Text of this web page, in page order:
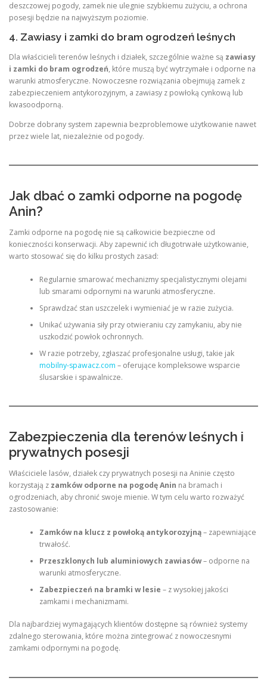
deszczowej pogody, zamek nie ulegnie szybkiemu zużyciu, a ochrona
posesji będzie na najwyższym poziomie.
4. Zawiasy i zamki do bram ogrodzeń leśnych
Dla właścicieli terenów leśnych i działek, szczególnie ważne są zawiasy
i zamki do bram ogrodzeń, które muszą być wytrzymałe i odporne na
warunki atmosferyczne. Nowoczesne rozwiązania obejmują zamek z
zabezpieczeniem antykorozyjnym, a zawiasy z powłoką cynkową lub
kwasoodporną.
Dobrze dobrany system zapewnia bezproblemowe użytkowanie nawet
przez wiele lat, niezależnie od pogody.
Jak dbać o zamki odporne na pogodę
Anin?
Zamki odporne na pogodę nie są całkowicie bezpieczne od
konieczności konserwacji. Aby zapewnić ich długotrwałe użytkowanie,
warto stosować się do kilku prostych zasad:
Regularnie smarować mechanizmy specjalistycznymi olejami
lub smarami odpornymi na warunki atmosferyczne.
Sprawdzać stan uszczelek i wymieniać je w razie zużycia.
Unikać używania siły przy otwieraniu czy zamykaniu, aby nie
uszkodzić powłok ochronnych.
W razie potrzeby, zgłaszać profesjonalne usługi, takie jak
mobilny-spawacz.com – oferujące kompleksowe wsparcie
ślusarskie i spawalnicze.
Zabezpieczenia dla terenów leśnych i
prywatnych posesji
Właściciele lasów, działek czy prywatnych posesji na Aninie często
korzystają z zamków odporne na pogodę Anin na bramach i
ogrodzeniach, aby chronić swoje mienie. W tym celu warto rozważyć
zastosowanie:
Zamków na klucz z powłoką antykorozyjną– zapewniające
trwałość.
Przeszklonych lub aluminiowych zawiasów– odporne na
warunki atmosferyczne.
Zabezpieczeń na bramki w lesie – z wysokiej jakości
zamkami i mechanizmami.
Dla najbardziej wymagających klientów dostępne są również systemy
zdalnego sterowania, które można zintegrować z nowoczesnymi
zamkami odpornymi na pogodę.